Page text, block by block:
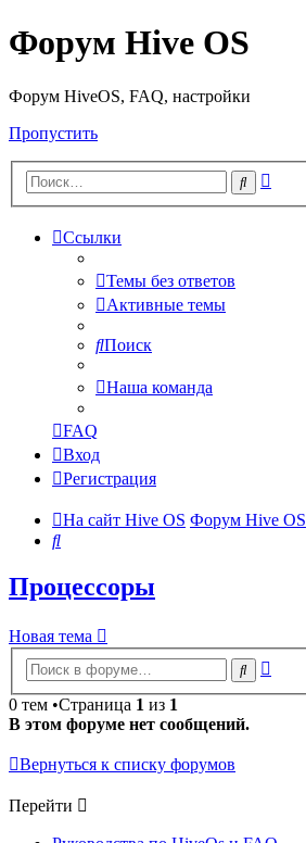
Форум Hive OS
Форум HiveOS, FAQ, настройки
Пропустить
Поиск
Ссылки
Темы без ответов
Активные темы
Поиск
Наша команда
FAQ
Вход
Регистрация
На сайт Hive OS Форум Hive OS
Поиск
Процессоры
Новая тема
Поиск
0 тем •Страница 1 из 1
В этом форуме нет сообщений.
Вернуться к списку форумов
Перейти